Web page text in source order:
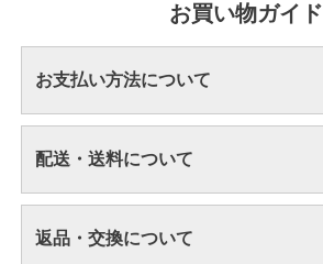
お買い物ガイド
お支払い方法について
配送・送料について
返品・交換について